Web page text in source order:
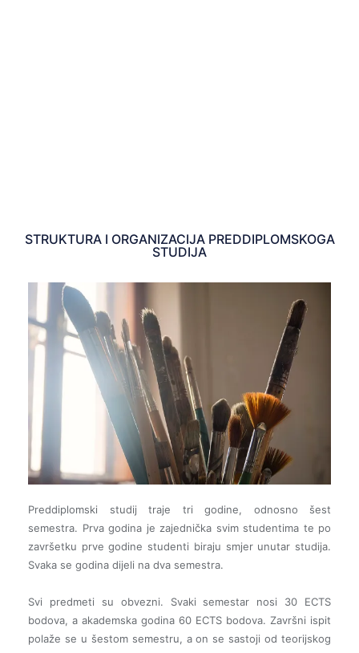
STRUKTURA I ORGANIZACIJA PREDDIPLOMSKOGA
STUDIJA
Preddiplomski studij traje tri godine, odnosno šest
semestra. Prva godina je zajednička svim studentima te po
završetku prve godine studenti biraju smjer unutar studija.
Svaka se godina dijeli na dva semestra.
Svi predmeti su obvezni. Svaki semestar nosi 30 ECTS
bodova, a akademska godina 60 ECTS bodova. Završni ispit
polaže se u šestom semestru, a on se sastoji od teorijskog